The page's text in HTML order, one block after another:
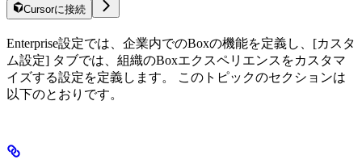
Cursorに接続
Enterprise設定では、企業内でのBoxの機能を定義し、[カスタ
ム設定] タブでは、組織のBoxエクスペリエンスをカスタマ
イズする設定を定義します。 このトピックのセクションは
以下のとおりです。